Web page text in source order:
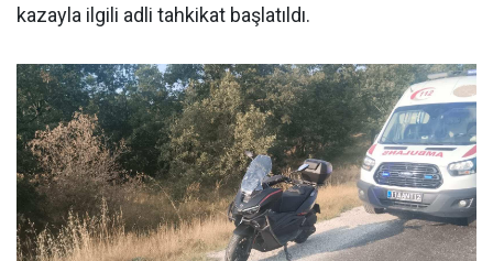
kazayla ilgili adli tahkikat başlatıldı.